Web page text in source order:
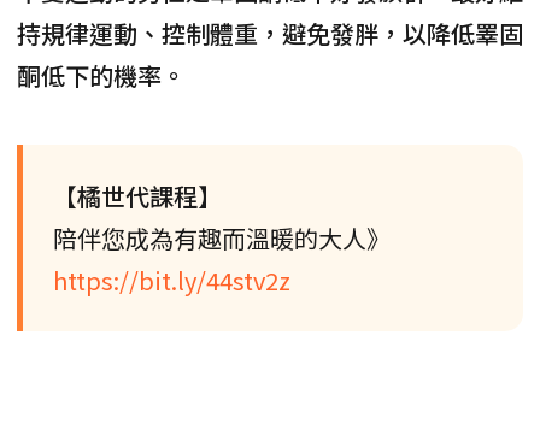
持規律運動、控制體重，避免發胖，以降低睪固
酮低下的機率。
【橘世代課程】
陪伴您成為有趣而溫暖的大人》
https://bit.ly/44stv2z